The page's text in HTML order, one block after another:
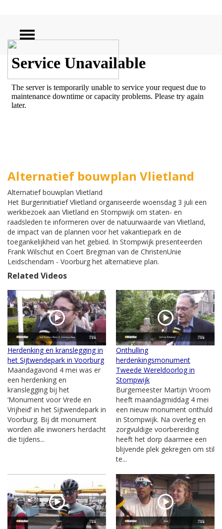
ZOEKEN
Alternatief bouwplan Vlietland
Alternatief bouwplan Vlietland
Het Burgerinitiatief Vlietland organiseerde woensdag 3 juli een
werkbezoek aan Vlietland en Stompwijk om staten- en
raadsleden te informeren over de natuurwaarde van Vlietland,
de impact van de plannen voor het vakantiepark en de
toegankelijkheid van het gebied. In Stompwijk presenteerden
Frank Wilschut en Coert Bregman van de ChristenUnie
Leidschendam - Voorburg het alternatieve plan.
Related Videos
Herdenking en kranslegging in
het Sijtwendepark in Voorburg
Maandagavond 4 mei was er
een herdenking en
kranslegging bij het
‘Monument voor Vrede en
Vrijheid’ in het Sijtwendepark in
Voorburg. Bij dit monument
worden alle inwoners herdacht
die tijdens...
Onthulling
herdenkingsmonument
Tweede Wereldoorlog in
Stompwijk
Burgemeester Martijn Vroom
heeft maandagmiddag 4 mei
een nieuw monument onthuld
in Stompwijk. Na overleg en
zorgvuldige voorbereiding
heeft het dorp daarmee een
blijvende plek gekregen om stil
te...